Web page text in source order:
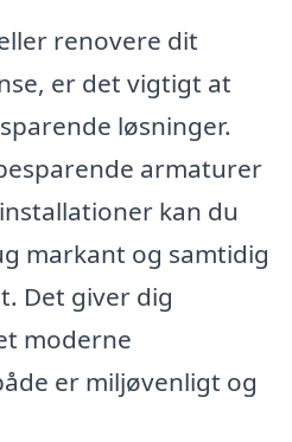
renovere dit
er det vigtigt at
løsninger.
armaturer
kan du
markant og samtidig
Det giver dig
moderne
er miljøvenligt og